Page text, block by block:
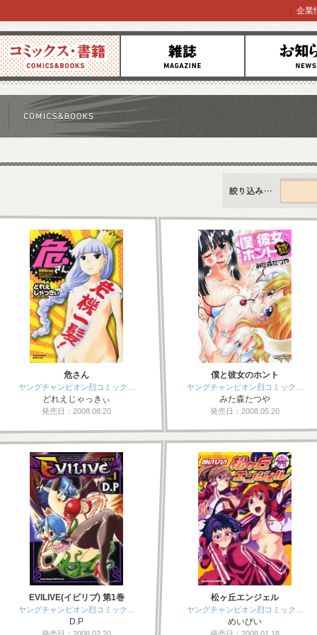
ミックス 雑誌 お知らせ
企業
情報
すべて
危さん
ヤングチャンピオン烈コミック…
どれえじゃっきぃ
発売日：2008.08.20
僕と彼女のホント
ヤングチャンピオン烈コミック…
みた森たつや
発売日：2008.05.20
EVILIVE(イビリブ) 第1巻
ヤングチャンピオン烈コミック…
D.P
松ヶ丘エンジェル
ヤングチャンピオン烈コミック…
めいびい